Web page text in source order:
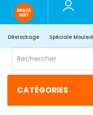
Déstockage Spéciale Mouled
CATÉGORIES